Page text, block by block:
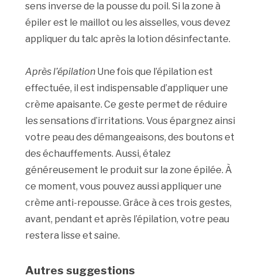
sens inverse de la pousse du poil. Si la zone à
épiler est le maillot ou les aisselles, vous devez
appliquer du talc après la lotion désinfectante.
Après l’épilation Une fois que l’épilation est
effectuée, il est indispensable d’appliquer une
crème apaisante. Ce geste permet de réduire
les sensations d’irritations. Vous épargnez ainsi
votre peau des démangeaisons, des boutons et
des échauffements. Aussi, étalez
généreusement le produit sur la zone épilée. À
ce moment, vous pouvez aussi appliquer une
crème anti-repousse. Grâce à ces trois gestes,
avant, pendant et après l’épilation, votre peau
restera lisse et saine.
Autres suggestions